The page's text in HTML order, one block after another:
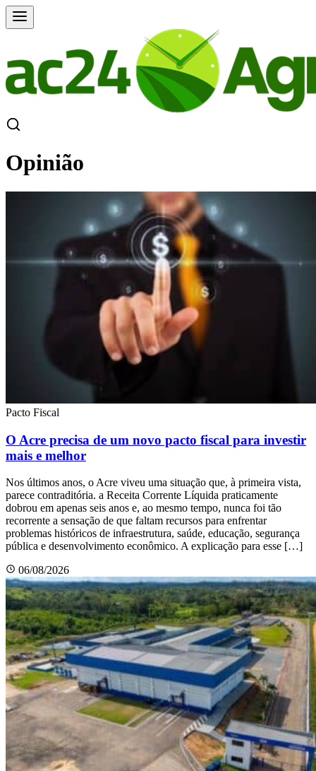
Opinião
Pacto Fiscal
O Acre precisa de um novo pacto fiscal para investir
mais e melhor
Nos últimos anos, o Acre viveu uma situação que, à primeira vista,
parece contraditória. a Receita Corrente Líquida praticamente
dobrou em apenas seis anos e, ao mesmo tempo, nunca foi tão
recorrente a sensação de que faltam recursos para enfrentar
problemas históricos de infraestrutura, saúde, educação, segurança
pública e desenvolvimento econômico. A explicação para esse […]
06/08/2026